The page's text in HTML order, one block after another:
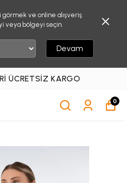
görmek ve online alışveriş
veya bölgeyi seçin.
Devam
ÜCRETSIZ KARGO
0